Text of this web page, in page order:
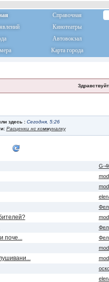
Справочная
Кинотеатры
Автовокзал
Карта города
здесь : Сегодня, 5:26
Расценки нс коммуналку
G-
поче...